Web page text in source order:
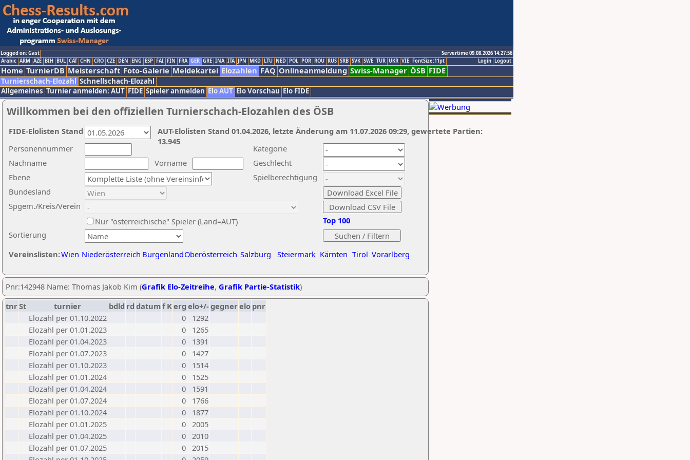
Logged on: Gast
Servertime 09.08.2026 14:27:56
Logout
Login
Arabic ARM AZE BIH BUL CAT CHN CRO CZE DEN ENG ESP FAI FIN FRA GER GRE INA ITA JPN MKD LTU NED POL POR ROU RUS SRB SVK SWE TUR UKR VIE FontSize:11pt
Home TurnierDB Meisterschaft Foto-Galerie Meldekartei Elozahlen FAQ Onlineanmeldung Swiss-Manager ÖSB FIDE
Turnierschach-Elozahl Schnellschach-Elozahl
Allgemeines Turnier anmelden: AUT FIDE Spieler anmelden Elo AUT Elo Vorschau Elo FIDE
Willkommen bei den offiziellen Turnierschach-Elozahlen des ÖSB
Nachname
Vorname
Ebene
Kategorie
Sortierung
Personennummer
Bundesland
Spgem./Kreis/Verein
Geschlecht
Nur "österreichische" Spieler (Land=AUT)
Spielberechtigung
Vereinslisten:Wien Niederösterreich BurgenlandOberösterreich Salzburg Steiermark Kärnten Tirol Vorarlberg
Top 100
AUT-Elolisten Stand 01.04.2026, letzte Änderung am 11.07.2026 09:29, gewertete Partien:
13.945
FIDE-Elolisten Stand
Pnr:142948 Name: Thomas Jakob Kim (Grafik Elo-Zeitreihe, Grafik Partie-Statistik)
tnrSt turnier bdld rd datumf Kerg elo+/-gegnerelo pnr
Elozahl per 01.10.2022
0
1292
Elozahl per 01.01.2023
0
1265
Elozahl per 01.04.2023
0
1391
Elozahl per 01.07.2023
0
1427
Elozahl per 01.10.2023
0
1514
Elozahl per 01.01.2024
0
1525
Elozahl per 01.04.2024
0
1591
Elozahl per 01.07.2024
0
1766
Elozahl per 01.10.2024
0
1877
Elozahl per 01.01.2025
0 2005
Elozahl per 01.04.2025
0 2010
Elozahl per 01.07.2025
0 2015